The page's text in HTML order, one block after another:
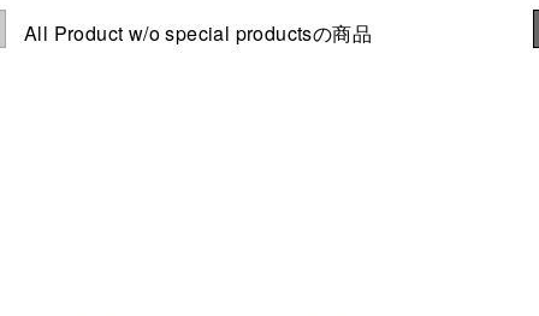
All Product w/o special productsの商品